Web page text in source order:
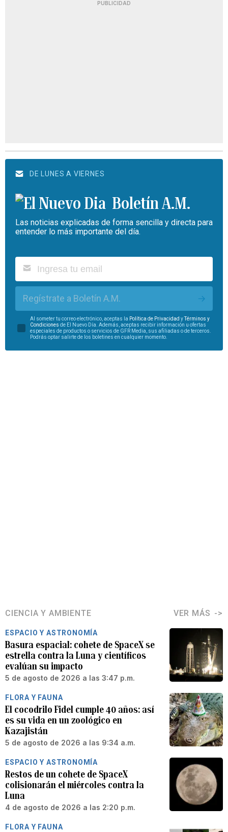
PUBLICIDAD
DE LUNES A VIERNES
Boletín A.M.
Las noticias explicadas de forma sencilla y directa para
entender lo más importante del día.
Regístrate a Boletín A.M.
Al someter tu correo electrónico, aceptas la Política de Privacidad yTérminos y
Condiciones de El Nuevo Día. Además, aceptas recibir información u ofertas
especiales de productos o servicios de GFR Media, sus afiliadas o de terceros.
Podrás optar salirte de los boletines en cualquier momento.
CIENCIA Y AMBIENTE VER MÁS
ESPACIO Y ASTRONOMÍA
Basura espacial: cohete de SpaceX se
estrella contra la Luna y científicos
evalúan su impacto
5 de agosto de 2026 a las 3:47 p.m.
FLORA Y FAUNA
El cocodrilo Fidel cumple 40 años: así
es su vida en un zoológico en
Kazajistán
5 de agosto de 2026 a las 9:34 a.m.
ESPACIO Y ASTRONOMÍA
Restos de un cohete de SpaceX
colisionarán el miércoles contra la
Luna
4 de agosto de 2026 a las 2:20 p.m.
FLORA Y FAUNA